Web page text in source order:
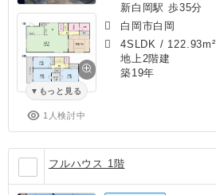
もっと見る
1人検討中
新白岡駅 歩35分
白岡市白岡
4SLDK / 122.93m²
地上2階建
築19年
フルハウス 1階